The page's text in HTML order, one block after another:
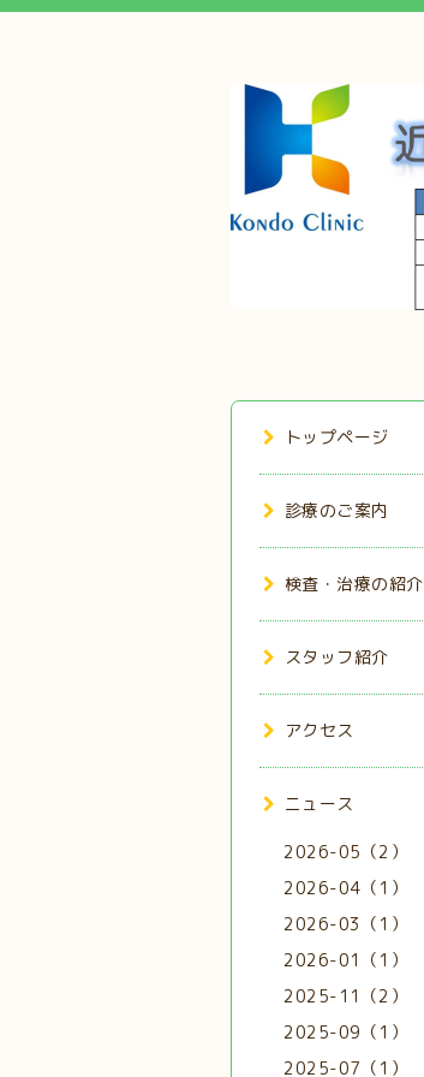
トップページ
診療のご案内
検査・治療の紹介
スタッフ紹介
アクセス
ニュース
2026-05（2）
2026-04（1）
2026-03（1）
2026-01（1）
2025-11（2）
2025-09（1）
2025-07（1）